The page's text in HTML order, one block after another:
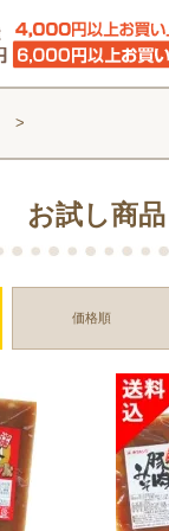
お試し商品
価格順